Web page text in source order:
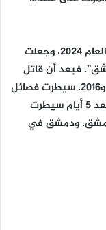
تربّصت المعارضة للأسد منذ العام 2011 حتى العام 2024، وجعلت
فبعد أن قاتل
حزب الله بأقصى قواه ليحرر حلب عامي 2015 و2016، سيطرت فصائل
المعارضة على حلب في أقل من 48 ساعة. وبعد 5 أيام سيطرت
دمشق، ودمشق في